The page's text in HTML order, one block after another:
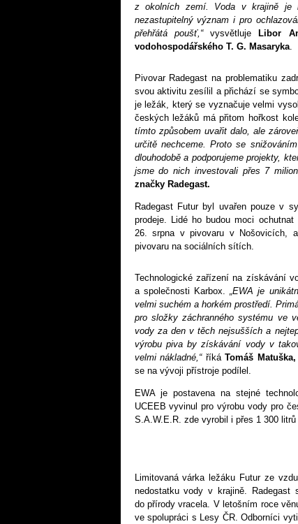
z okolních zemí. Voda v krajině je
nezastupitelný význam i pro
přehřátá poušť,“vysvětluje
Libor
vodohospodářského T. G. Masaryka.
Pivovar Radegast na problematiku
svou aktivitu zesílil a přichází se
je ležák, který se vyznačuje velmi
českých ležáků má přitom hořkost
tímto způsobem uvařit dalo, ale
určitě nechceme. Proto se
dlouhodobě a podporujeme projekty,
jsme do nich investovali přes 7
značky Radegast.
Radegast Futur byl uvařen pouze v
prodeje. Lidé ho budou moci
26. srpna v pivovaru v Nošovicích,
pivovaru na sociálních sítích.
Technologické zařízení na získávání
a společnosti Karbox.„EWA je
velmi suchém a horkém prostředí.
pro složky záchranného systému ve
vody za den v těch nejsušších a
výrobu piva by získávání vody v
velmi nákladné,“říkáTomáš
se na vývoji přístroje podílel.
EWA je postavena na stejné
UCEEB vyvinul pro výrobu vody pro
S.A.W.E.R. zde vyrobil i přes 1 300
Limitovaná várka ležáku Futur ze
nedostatku vody v krajině.
do přírody vracela. V letošním roce
ve spolupráci s Lesy ČR. Odborníci